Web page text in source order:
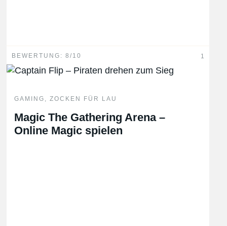
BEWERTUNG: 8/10 1
GAMING ,ZOCKEN FÜR LAU
Magic The Gathering Arena –
Online Magic spielen